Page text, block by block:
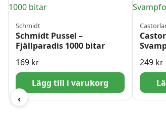
‹
Schmidt
Schmidt Pussel –
Fjällparadis 1000 bitar
169 kr
Lägg till i varukorg
249 kr